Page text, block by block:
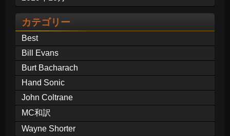
カテゴリー
Best
Bill Evans
Burt Bacharach
Hand Sonic
John Coltrane
MC和訳
Wayne Shorter